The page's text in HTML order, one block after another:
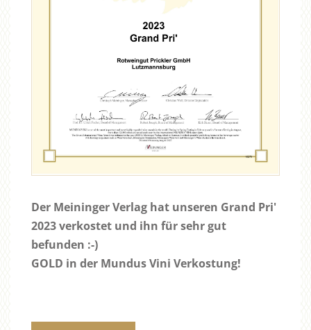
Der Meininger Verlag hat unseren Grand Pri'
2023 verkostet und ihn für sehr gut
befunden :-)
GOLD in der Mundus Vini Verkostung!